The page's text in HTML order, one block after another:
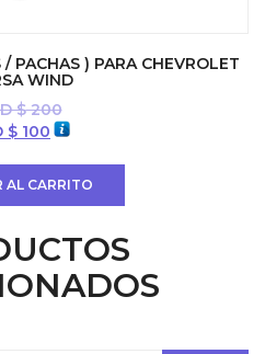
PACHAS ) PARA CHEVROLET
WIND
$200
$ 100 El
$ 100.
AL CARRITO